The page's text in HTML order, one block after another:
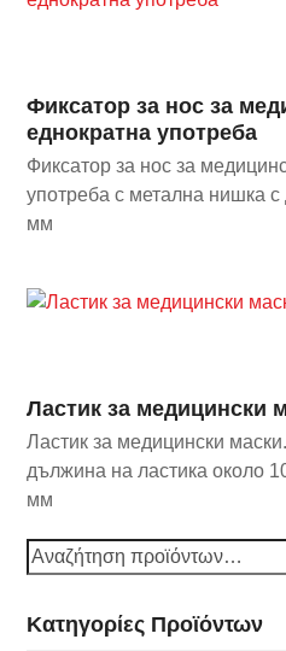
Фиксатор за нос за
еднократна употреба
Фиксатор за нос за
употреба с метална нишка
мм
Ластик за медицински
Ластик за медицински
дължина на ластика около
мм
Κατηγορίες Προϊόντων